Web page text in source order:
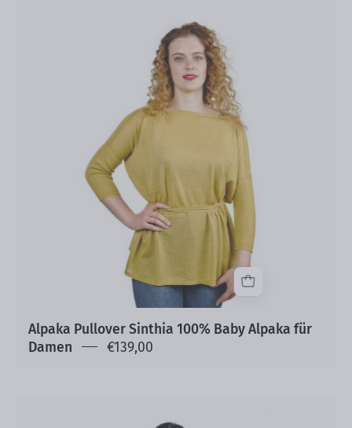
Alpaka
Pullover
Sinthia
100%
Baby
Alpaka
Alpaka Pullover Sinthia 100% Baby Alpaka für
Damen
€139,00